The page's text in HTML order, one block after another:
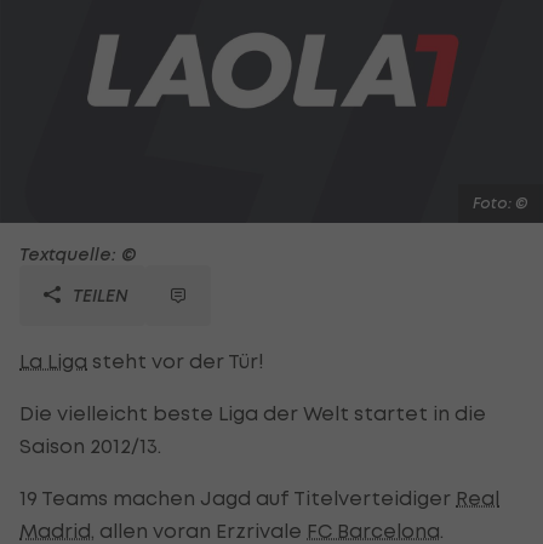
Foto: ©
Textquelle: ©
TEILEN
La Liga steht vor der Tür!
Die vielleicht beste Liga der Welt startet in die
Saison 2012/13.
19 Teams machen Jagd auf Titelverteidiger Real
Madrid , allen voran Erzrivale FC Barcelona